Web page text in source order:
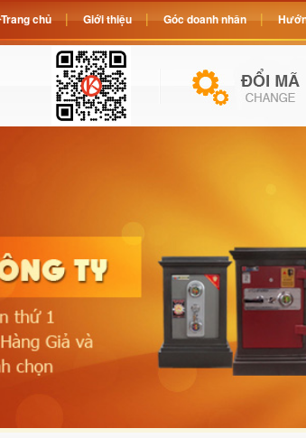
Trang chủ Giới thiệu Góc doanh nhân